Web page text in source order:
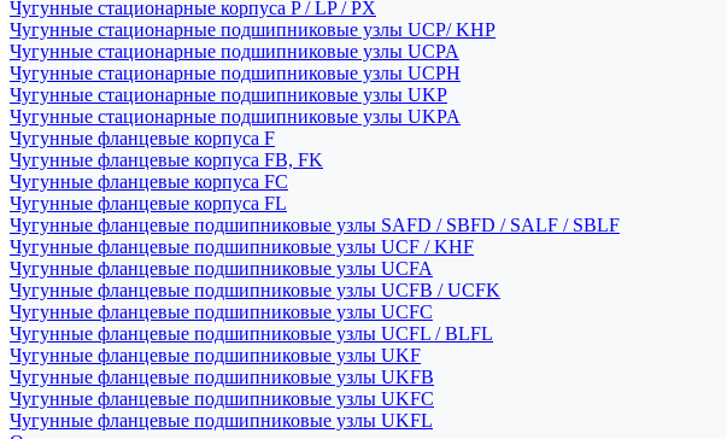
Чугунные стационарные корпуса P / LP / PX
Чугунные стационарные подшипниковые узлы UCP/ KHP
Чугунные стационарные подшипниковые узлы UCPA
Чугунные стационарные подшипниковые узлы UCPH
Чугунные стационарные подшипниковые узлы UKP
Чугунные стационарные подшипниковые узлы UKPA
Чугунные фланцевые корпуса F
Чугунные фланцевые корпуса FB, FK
Чугунные фланцевые корпуса FC
Чугунные фланцевые корпуса FL
Чугунные фланцевые подшипниковые узлы SAFD / SBFD / SALF / SBLF
Чугунные фланцевые подшипниковые узлы UCF / KHF
Чугунные фланцевые подшипниковые узлы UCFA
Чугунные фланцевые подшипниковые узлы UCFB / UCFK
Чугунные фланцевые подшипниковые узлы UCFC
Чугунные фланцевые подшипниковые узлы UCFL / BLFL
Чугунные фланцевые подшипниковые узлы UKF
Чугунные фланцевые подшипниковые узлы UKFB
Чугунные фланцевые подшипниковые узлы UKFC
Чугунные фланцевые подшипниковые узлы UKFL